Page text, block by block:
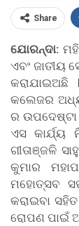
Share
ଯୋରନ୍ଦା:
ଏବଂ ଜାତୀୟ
କଲେଜର
ର ଉପଦେଷ୍ଟା
ଏସ କାର୍ଯ୍ୟ
ଗୀତାଞ୍ଜଳି
କୁମାର
ମହୋତ୍ସବ
କରାଇବା
ରୋପଣ ପାଇଁ